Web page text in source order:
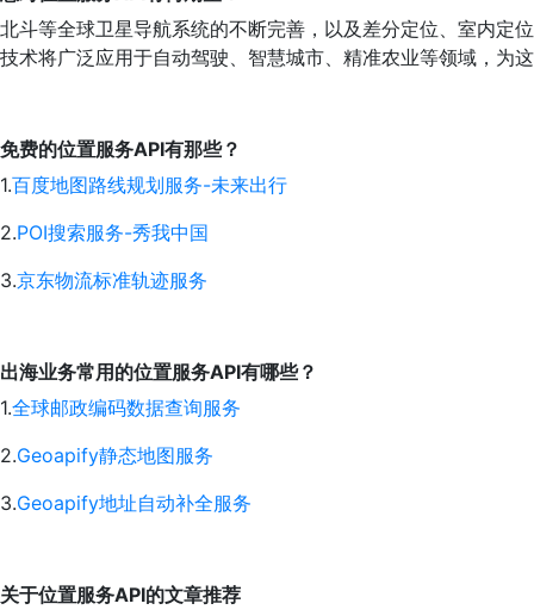
北斗等全球卫星导航系统的不断完善，以及差分定位、室内定
技术将广泛应用于自动驾驶、智慧城市、精准农业等领域，为
免费的位置服务API有那些？
1.百度地图路线规划服务-未来出行
2.POI搜索服务-秀我中国
3.京东物流标准轨迹服务
出海业务常用的位置服务API有哪些？
1.全球邮政编码数据查询服务
2.Geoapify静态地图服务
3.Geoapify地址自动补全服务
关于位置服务API的文章推荐